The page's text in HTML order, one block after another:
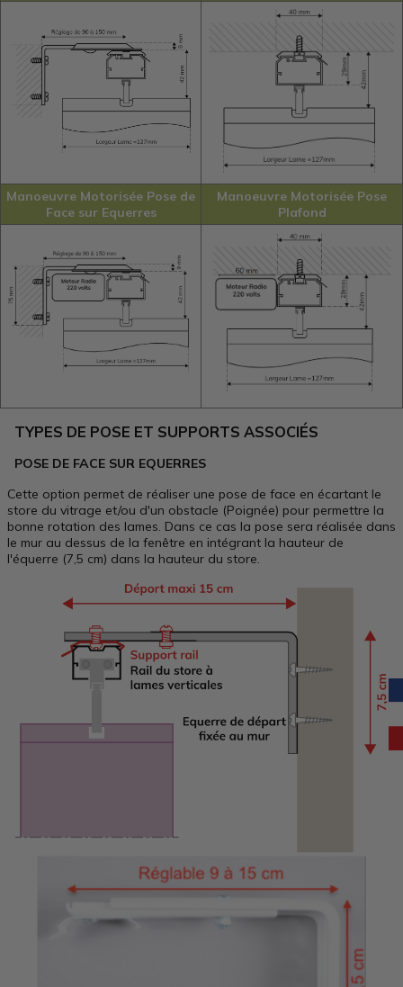
Manoeuvre Motorisée Pose de
Face sur Equerres
Manoeuvre Motorisée Pose
Plafond
TYPES DE POSE ET SUPPORTS ASSOCIÉS
POSE DE FACE SUR EQUERRES
Cette option permet de réaliser une pose de face en écartant le
store du vitrage et/ou d'un obstacle (Poignée) pour permettre la
bonne rotation des lames. Dans ce cas la pose sera réalisée dans
le mur au dessus de la fenêtre en intégrant la hauteur de
l'équerre (7,5 cm) dans la hauteur du store.